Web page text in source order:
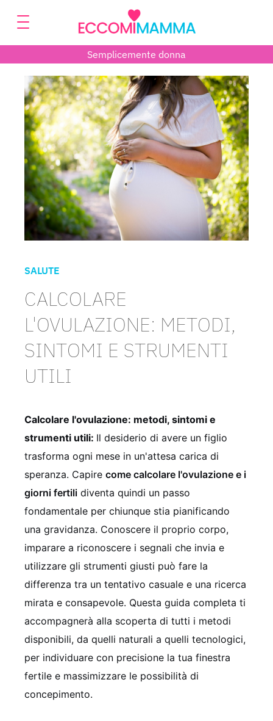
Semplicemente donna
SALUTE
CALCOLARE
L'OVULAZIONE: METODI,
SINTOMI E STRUMENTI
UTILI
Calcolare l'ovulazione: metodi, sintomi e
strumenti utili: Il desiderio di avere un figlio
trasforma ogni mese in un'attesa carica di
speranza. Capire come calcolare l'ovulazione e i
giorni fertili diventa quindi un passo
fondamentale per chiunque stia pianificando
una gravidanza. Conoscere il proprio corpo,
imparare a riconoscere i segnali che invia e
utilizzare gli strumenti giusti può fare la
differenza tra un tentativo casuale e una ricerca
mirata e consapevole. Questa guida completa ti
accompagnerà alla scoperta di tutti i metodi
disponibili, da quelli naturali a quelli tecnologici,
per individuare con precisione la tua finestra
fertile e massimizzare le possibilità di
concepimento.